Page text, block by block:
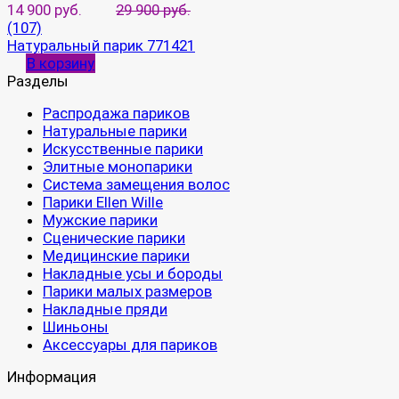
14 900 руб.
29 900 руб.
(107)
Натуральный парик 771421
В корзину
Разделы
Распродажа париков
Натуральные парики
Искусственные парики
Элитные монопарики
Система замещения волос
Парики Ellen Wille
Мужские парики
Сценические парики
Медицинские парики
Накладные усы и бороды
Парики малых размеров
Накладные пряди
Шиньоны
Аксессуары для париков
Информация